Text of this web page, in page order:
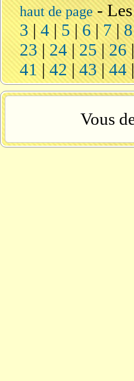
haut de page-
3 |4 |5|6 |7|8
23|24|25|26
41|42|43|44
Vous